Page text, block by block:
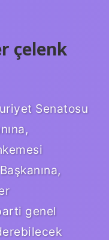
çelenk
Senatosu
genel